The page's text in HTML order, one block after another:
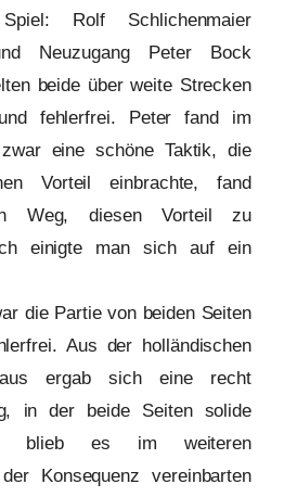
Spiel: Rolf Schlichenmaier
Neuzugang Peter Bock
beide über weite Strecken
fehlerfrei. Peter fand im
eine schöne Taktik, die
Vorteil einbrachte, fand
Weg, diesen Vorteil zu
einigte man sich auf ein
die Partie von beiden Seiten
Aus der holländischen
ergab sich eine recht
in der beide Seiten solide
blieb es im weiteren
Konsequenz vereinbarten